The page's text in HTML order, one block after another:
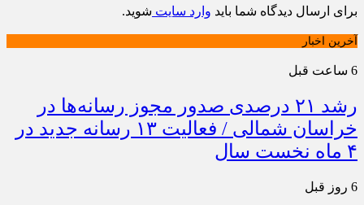
برای ارسال دیدگاه شما باید وارد سایت شوید.
آخرین اخبار
6 ساعت قبل
رشد ۲۱ درصدی صدور مجوز رسانه‌ها در
خراسان شمالی / فعالیت ۱۳ رسانه جدید در
۴ ماه نخست سال
6 روز قبل